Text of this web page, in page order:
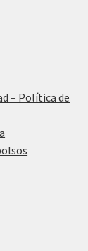
– Política de